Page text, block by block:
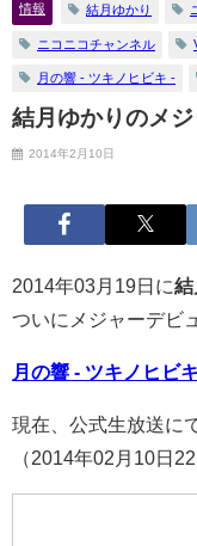
情報 結月ゆかり
ニコニコチャンネル
月の響 - ツキノヒビキ -
結月ゆかりのメ
2014年2月10日
2014年03月19日に結
ついにメジャーデビ
月の響 - ツキノヒビ
現在、公式生放送に
（2014年02月10日